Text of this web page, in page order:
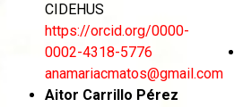
CIDEHUS
https://orcid.org/0000-
0002-4318-5776
anamariacmatos@gmail.com
Aitor Carrillo Pérez